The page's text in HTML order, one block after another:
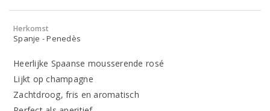
Herkomst
Spanje - Penedès
Heerlijke Spaanse mousserende rosé
Lijkt op champagne
Zachtdroog, fris en aromatisch